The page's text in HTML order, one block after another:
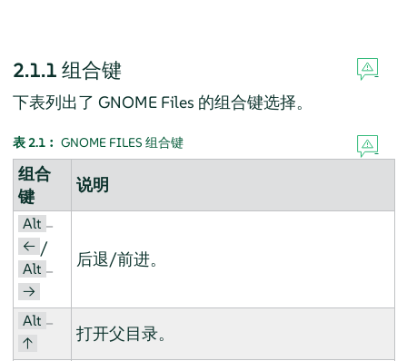
2.1.1 组合键
下表列出了 GNOME Files 的组合键选择。
表 2.1︰ GNOME FILES 组合键
组合
键
说明
Alt –
← /
Alt –
→
后退/前进。
Alt –
↑ 打开父目录。